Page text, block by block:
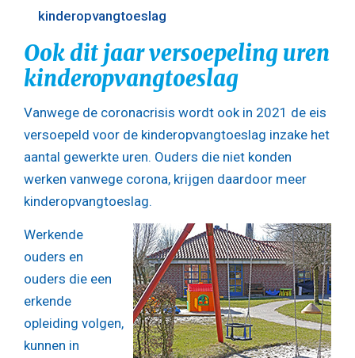
kinderopvangtoeslag
Ook dit jaar versoepeling uren
kinderopvangtoeslag
Vanwege de coronacrisis wordt ook in 2021 de eis
versoepeld voor de kinderopvangtoeslag inzake het
aantal gewerkte uren. Ouders die niet konden
werken vanwege corona, krijgen daardoor meer
kinderopvangtoeslag.
Werkende
ouders en
ouders die een
erkende
opleiding volgen,
kunnen in